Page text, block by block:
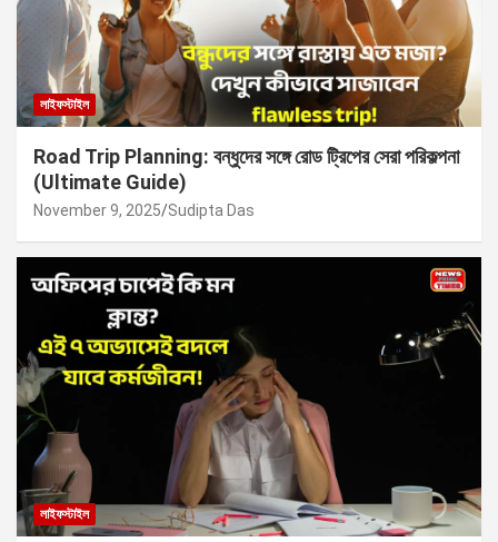
লাইফস্টাইল
Road Trip Planning: বন্ধুদের সঙ্গে রোড ট্রিপের সেরা পরিকল্পনা
(Ultimate Guide)
November 9, 2025 Sudipta Das
লাইফস্টাইল